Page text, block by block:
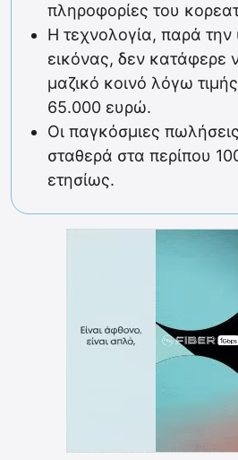
πληροφορίες του
Η τεχνολογία, παρά την
εικόνας, δεν κατάφερε
μαζικό κοινό λόγω
65.000 ευρώ.
Οι παγκόσμιες
σταθερά στα περίπου
ετησίως.